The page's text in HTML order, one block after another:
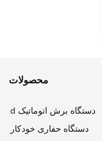
محصولات
دستگاه برش اتوماتیک d
دستگاه حفاری خودکار